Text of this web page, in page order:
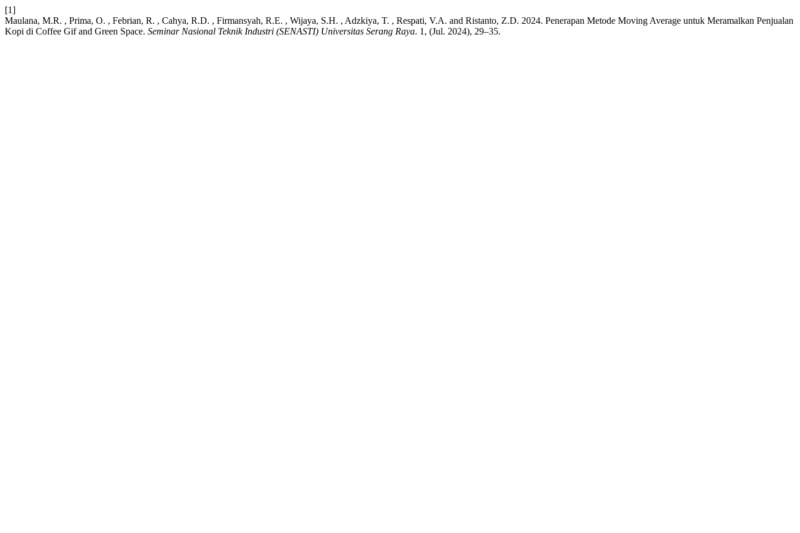
[1]
Maulana, M.R. , Prima, O. , Febrian, R. , Cahya, R.D. , Firmansyah, R.E. , Wijaya, S.H. , Adzkiya, T. , Respati, V.A. and Ristanto, Z.D. 2024. Penerapan Metode Moving Average untuk Meramalkan Penjualan
Kopi di Coffee Gif and Green Space. Seminar Nasional Teknik Industri (SENASTI) Universitas Serang Raya. 1, (Jul. 2024), 29–35.